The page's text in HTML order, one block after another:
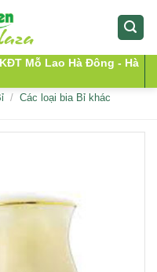
Mỗ Lao Hà Đông - Hà
/ Các loại bia Bỉ khác